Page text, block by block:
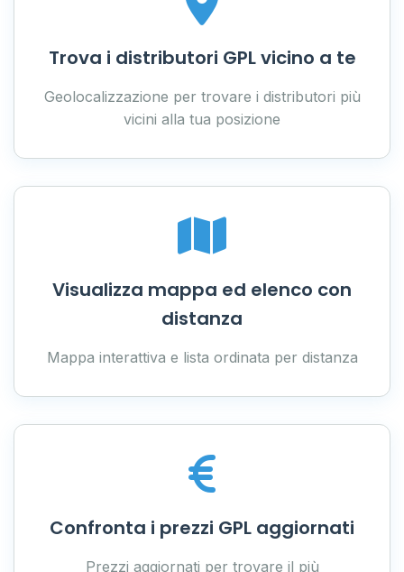
Trova i distributori GPL vicino a te
Geolocalizzazione per trovare i distributori più
vicini alla tua posizione
Visualizza mappa ed elenco con
distanza
Mappa interattiva e lista ordinata per distanza
Confronta i prezzi GPL aggiornati
Prezzi aggiornati per trovare il più